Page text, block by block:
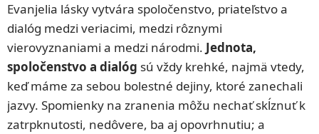
Evanjelia lásky vytvára spoločenstvo, priateľstvo a
dialóg medzi veriacimi, medzi rôznymi
vierovyznaniami a medzi národmi. Jednota,
spoločenstvo a dialóg sú vždy krehké, najmä vtedy,
keď máme za sebou bolestné dejiny, ktoré zanechali
jazvy. Spomienky na zranenia môžu nechať skĺznuť k
zatrpknutosti, nedôvere, ba aj opovrhnutiu; a